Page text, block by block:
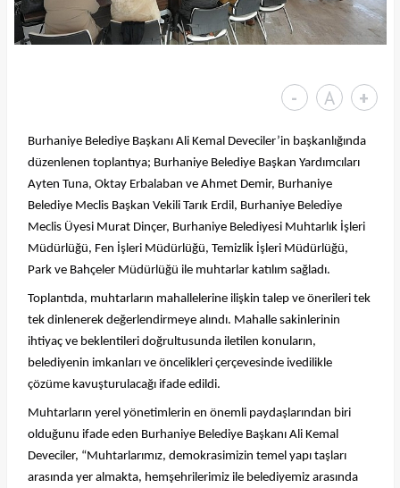
- A +
Burhaniye Belediye Başkanı Ali Kemal Deveciler’in başkanlığında
düzenlenen toplantıya; Burhaniye Belediye Başkan Yardımcıları
Ayten Tuna, Oktay Erbalaban ve Ahmet Demir, Burhaniye
Belediye Meclis Başkan Vekili Tarık Erdil, Burhaniye Belediye
Meclis Üyesi Murat Dinçer, Burhaniye Belediyesi Muhtarlık İşleri
Müdürlüğü, Fen İşleri Müdürlüğü, Temizlik İşleri Müdürlüğü,
Park ve Bahçeler Müdürlüğü ile muhtarlar katılım sağladı.
Toplantıda, muhtarların mahallelerine ilişkin talep ve önerileri tek
tek dinlenerek değerlendirmeye alındı. Mahalle sakinlerinin
ihtiyaç ve beklentileri doğrultusunda iletilen konuların,
belediyenin imkanları ve öncelikleri çerçevesinde ivedilikle
çözüme kavuşturulacağı ifade edildi.
Muhtarların yerel yönetimlerin en önemli paydaşlarından biri
olduğunu ifade eden Burhaniye Belediye Başkanı Ali Kemal
Deveciler, “Muhtarlarımız, demokrasimizin temel yapı taşları
arasında yer almakta, hemşehrilerimiz ile belediyemiz arasında